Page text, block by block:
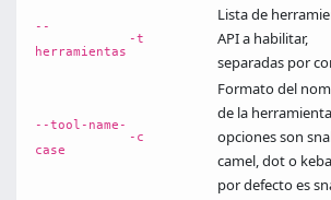
--
herramientas
-t
Lista de
API a habilitar,
separadas por
--tool-name-
case
-c
Formato del
de la
opciones son
camel, dot o
por defecto es